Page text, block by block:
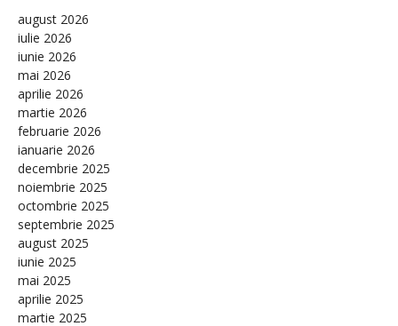
august 2026
iulie 2026
iunie 2026
mai 2026
aprilie 2026
martie 2026
februarie 2026
ianuarie 2026
decembrie 2025
noiembrie 2025
octombrie 2025
septembrie 2025
august 2025
iunie 2025
mai 2025
aprilie 2025
martie 2025